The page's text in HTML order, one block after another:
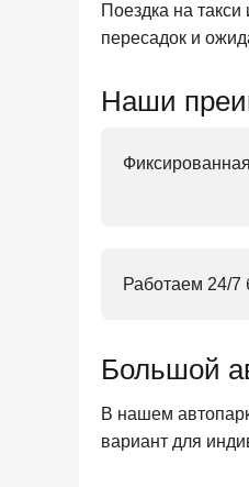
Поездка на
пересадок и
Наши
Работаем 24/7
Большой
В нашем
вариант для